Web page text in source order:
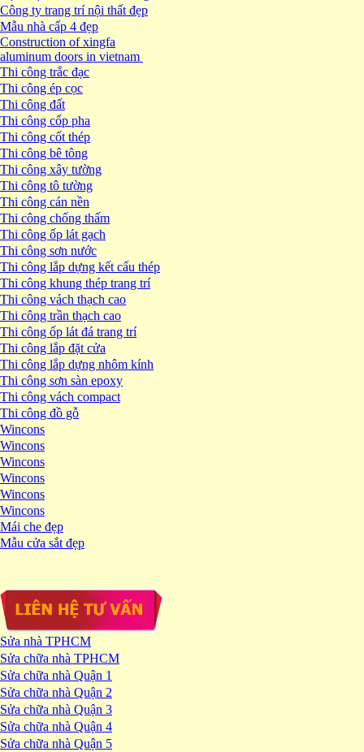
Công ty trang trí nội thất đẹp
Mẫu nhà cấp 4 đẹp
Construction of xingfa
aluminum doors in vietnam
Thi công trắc đạc
Thi công ép cọc
Thi công đất
Thi công cốp pha
Thi công cốt thép
Thi công bê tông
Thi công xây tường
Thi công tô tường
Thi công cán nền
Thi công chống thấm
Thi công ốp lát gạch
Thi công sơn nước
Thi công lắp dựng kết cấu thép
Thi công khung thép trang trí
Thi công vách thạch cao
Thi công trần thạch cao
Thi công ốp lát đá trang trí
Thi công lắp đặt cửa
Thi công lắp dựng nhôm kính
Thi công sơn sàn epoxy
Thi công vách compact
Thi công đồ gỗ
Wincons
Wincons
Wincons
Wincons
Wincons
Wincons
Mái che đẹp
Mẫu cửa sắt đẹp
Sửa nhà TPHCM
Sửa chữa nhà TPHCM
Sửa chữa nhà Quận 1
Sửa chữa nhà Quận 2
Sửa chữa nhà Quận 3
Sửa chữa nhà Quận 4
Sửa chữa nhà Quận 5